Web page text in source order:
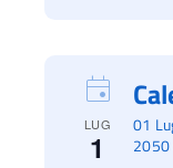
LUG
1
01